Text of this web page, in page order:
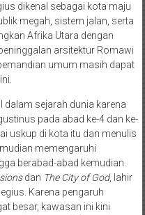
dikenal sebagai kota maju
megah, sistem jalan, serta
Afrika Utara dengan
arsitektur Romawi
umum masih dapat
dalam sejarah dunia karena
pada abad ke-4 dan ke-
uskup di kota itu dan menulis
memengaruhi
berabad-abad kemudian.
dan The City of God, lahir
Karena pengaruh
besar, kawasan ini kini